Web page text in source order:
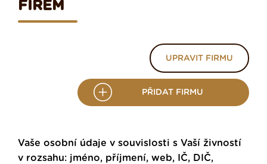
FIREM
UPRAVIT FIRMU
PŘIDAT FIRMU
Vaše osobní údaje v souvislosti s Vaší živností
v rozsahu: jméno, příjmení, web, IČ, DIČ,